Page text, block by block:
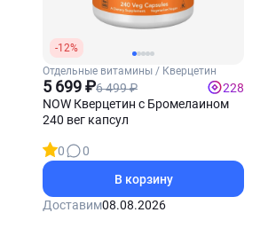
-12%
Отдельные витамины / Кверцетин
5 699 ₽6 499 ₽
228
NOW Кверцетин с Бромелаином
240 вег капсул
0
0
В корзину
Доставим08.08.2026